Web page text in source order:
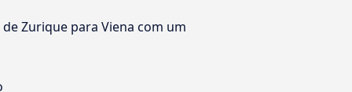
Zurique para Viena com um